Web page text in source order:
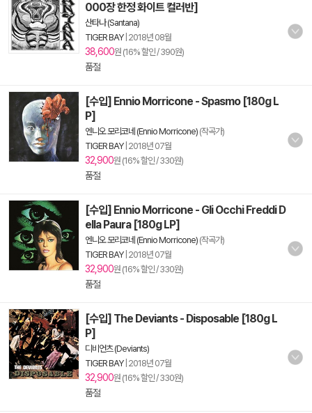
000장 한정 화이트 컬러반]
산타나 (Santana)
TIGER BAY| 2018년 08월
38,600원 (16% 할인 / 390원)
품절
[수입] Ennio Morricone - Spasmo [180g L
P]
엔니오 모리코네 (Ennio Morricone) (작곡가)
TIGER BAY| 2018년 07월
32,900원 (16% 할인 / 330원)
품절
[수입] Ennio Morricone - Gli Occhi Freddi D
ella Paura [180g LP]
엔니오 모리코네 (Ennio Morricone) (작곡가)
TIGER BAY| 2018년 07월
32,900원 (16% 할인 / 330원)
품절
[수입] The Deviants - Disposable [180g L
P]
디비언츠 (Deviants)
TIGER BAY| 2018년 07월
32,900원 (16% 할인 / 330원)
품절